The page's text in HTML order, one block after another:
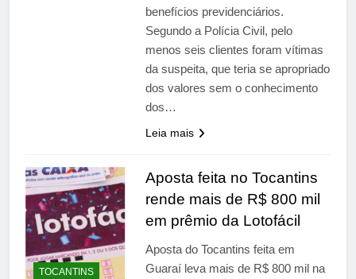
benefícios previdenciários.
Segundo a Polícia Civil, pelo
menos seis clientes foram vítimas
da suspeita, que teria se apropriado
dos valores sem o conhecimento
dos…
Leia mais
TOCANTINS
Aposta feita no Tocantins
rende mais de R$ 800 mil
em prêmio da Lotofácil
Aposta do Tocantins feita em
Guaraí leva mais de R$ 800 mil na